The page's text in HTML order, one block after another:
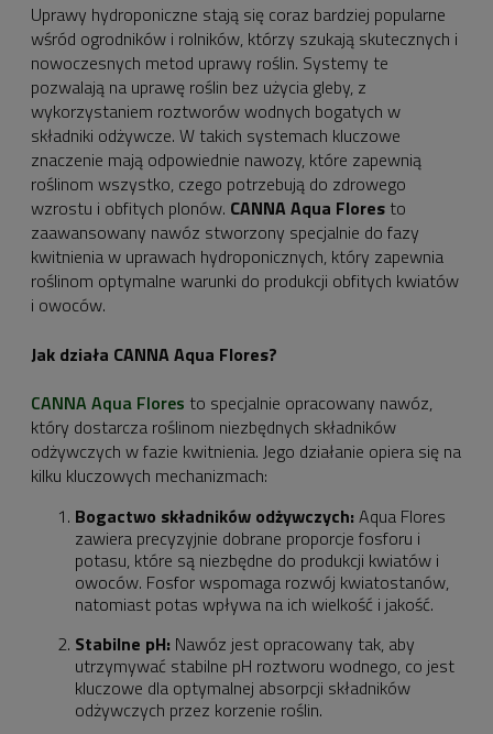
Uprawy hydroponiczne stają się coraz bardziej popularne
wśród ogrodników i rolników, którzy szukają skutecznych i
nowoczesnych metod uprawy roślin. Systemy te
pozwalają na uprawę roślin bez użycia gleby, z
wykorzystaniem roztworów wodnych bogatych w
składniki odżywcze. W takich systemach kluczowe
znaczenie mają odpowiednie nawozy, które zapewnią
roślinom wszystko, czego potrzebują do zdrowego
wzrostu i obfitych plonów. CANNA Aqua Flores to
zaawansowany nawóz stworzony specjalnie do fazy
kwitnienia w uprawach hydroponicznych, który zapewnia
roślinom optymalne warunki do produkcji obfitych kwiatów
i owoców.
Jak działa CANNA Aqua Flores?
CANNA Aqua Flores to specjalnie opracowany nawóz,
który dostarcza roślinom niezbędnych składników
odżywczych w fazie kwitnienia. Jego działanie opiera się na
kilku kluczowych mechanizmach:
Bogactwo składników odżywczych: Aqua Flores
zawiera precyzyjnie dobrane proporcje fosforu i
potasu, które są niezbędne do produkcji kwiatów i
owoców. Fosfor wspomaga rozwój kwiatostanów,
natomiast potas wpływa na ich wielkość i jakość.
Stabilne pH: Nawóz jest opracowany tak, aby
utrzymywać stabilne pH roztworu wodnego, co jest
kluczowe dla optymalnej absorpcji składników
odżywczych przez korzenie roślin.